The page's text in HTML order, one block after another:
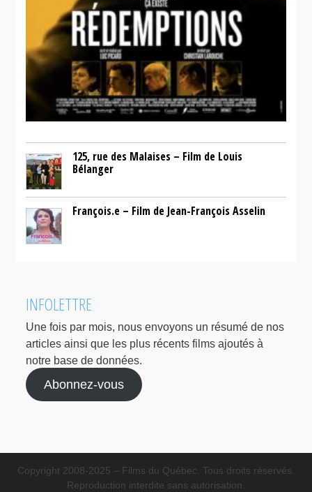
125, rue des Malaises – Film de Louis
Bélanger
François.e – Film de Jean-François Asselin
INFOLETTRE
Une fois par mois, nous envoyons un résumé de nos
articles ainsi que les plus récents films ajoutés à
notre base de données.
Abonnez-vous
Copyright 2008-2025 – Films du Québec. Tous droits réservés.
Reproduction interdite sans autorisation.